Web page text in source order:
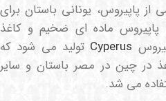
از پاپیروس، یونانی باستان برای
ماده ای ضخیم و کاغذ
Cyperus تولید می شود که
در چین در مصر باستان و سایر
می شد.